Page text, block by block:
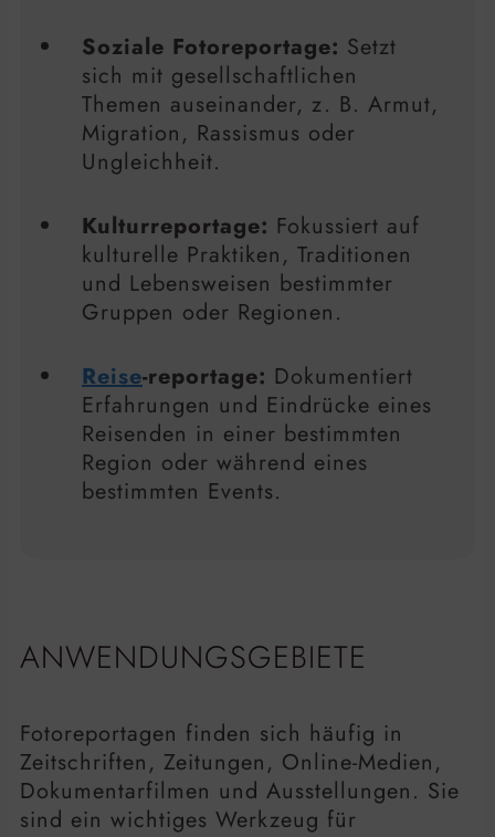
Soziale Fotoreportage: Setzt
sich mit gesellschaftlichen
Themen auseinander, z. B. Armut,
Migration, Rassismus oder
Ungleichheit.
Kulturreportage: Fokussiert auf
kulturelle Praktiken, Traditionen
und Lebensweisen bestimmter
Gruppen oder Regionen.
Reise-reportage: Dokumentiert
Erfahrungen und Eindrücke eines
Reisenden in einer bestimmten
Region oder während eines
bestimmten Events.
ANWENDUNGSGEBIETE
Fotoreportagen finden sich häufig in
Zeitschriften, Zeitungen, Online-Medien,
Dokumentarfilmen und Ausstellungen. Sie
sind ein wichtiges Werkzeug für